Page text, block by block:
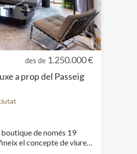
des de 1.250.000 €
a prop del Passeig
de només 19
el concepte de viure a